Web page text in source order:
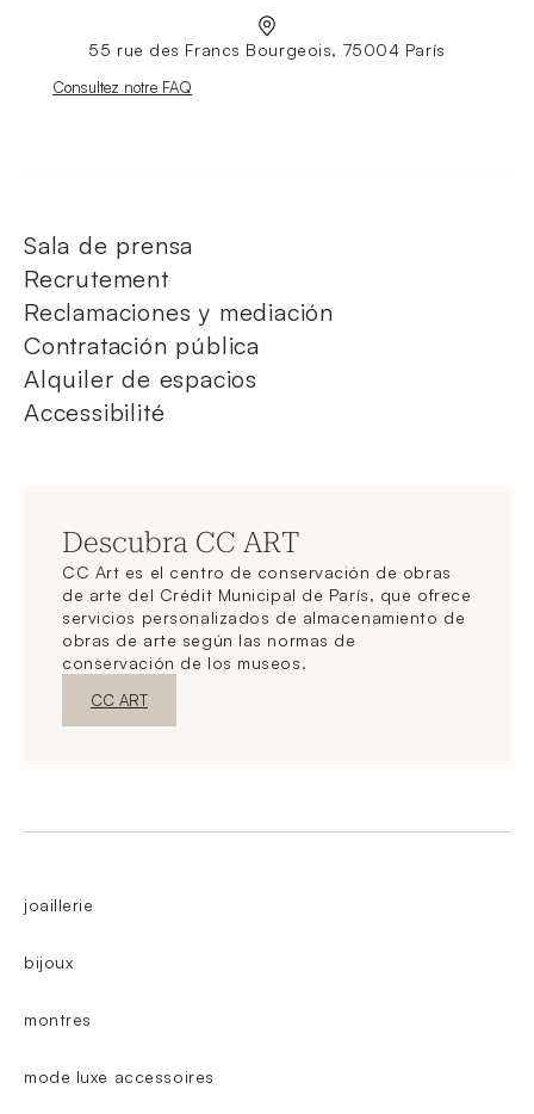
55 rue des Francs Bourgeois, 75004 París
Nouvelle fenêtre
Consultez notre FAQ
Sala de prensa
Recrutement
Reclamaciones y mediación
Contratación pública
Alquiler de espacios
Accessibilité
Descubra CC ART
CC Art es el centro de conservación de obras
de arte del Crédit Municipal de París, que ofrece
servicios personalizados de almacenamiento de
obras de arte según las normas de
conservación de los museos.
Nueva ventanaDescubrir
CC ART
joaillerie
bijoux
montres
mode luxe accessoires